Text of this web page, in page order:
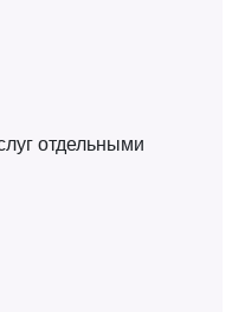
отдельными